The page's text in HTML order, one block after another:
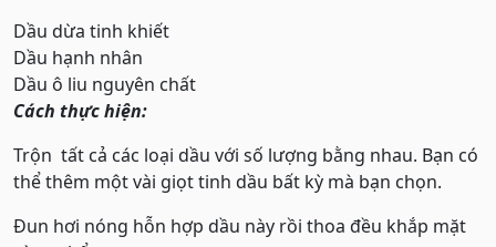
Dầu dừa tinh khiết
Dầu hạnh nhân
Dầu ô liu nguyên chất
Cách thực hiện:
Trộn tất cả các loại dầu với số lượng bằng nhau. Bạn có
thể thêm một vài giọt tinh dầu bất kỳ mà bạn chọn.
Đun hơi nóng hỗn hợp dầu này rồi thoa đều khắp mặt